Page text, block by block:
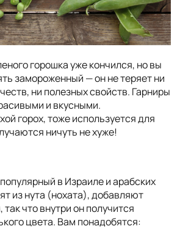
горошка уже кончился, но вы
замороженный — он не теряет ни
ни полезных свойств. Гарниры
и вкусными.
горох, тоже используется для
ничуть не хуже!
в Израиле и арабских
из нута (нохата), добавляют
что внутри он получится
цвета. Вам понадобятся: